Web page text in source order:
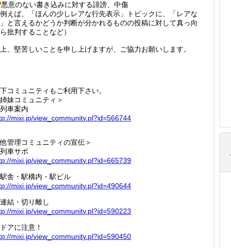
悪意のない書き込みに対する誹謗、中傷
えば、「ほんの少しレアな行先表示」トピックに、「レアな
と言えるかどうか判断が分かれるものの投稿に対して真っ向
批判することなど）
、堅苦しいことを申し上げますが、ご協力お願いします。
コミュニティもご利用下さい。
妹コミュニティ＞
車案内
mixi.jp/view_community.pl?id=566744
管理コミュニティの宣伝＞
車サボ
mixi.jp/view_community.pl?id=665739
舎・駅構内・駅ビル
mixi.jp/view_community.pl?id=490644
結・切り離し
mixi.jp/view_community.pl?id=590223
アに注意！
mixi.jp/view_community.pl?id=590450